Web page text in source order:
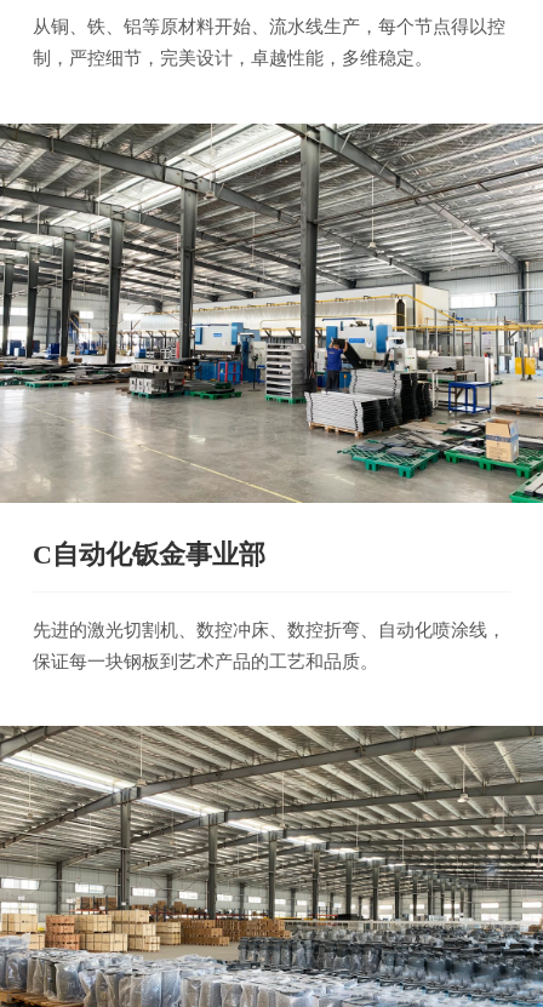
从铜、铁、铝等原材料开始、流水线生产，每个节点得以控
制，严控细节，完美设计，卓越性能，多维稳定。
C自动化钣金事业部
先进的激光切割机、数控冲床、数控折弯、自动化喷涂线，
保证每一块钢板到艺术产品的工艺和品质。